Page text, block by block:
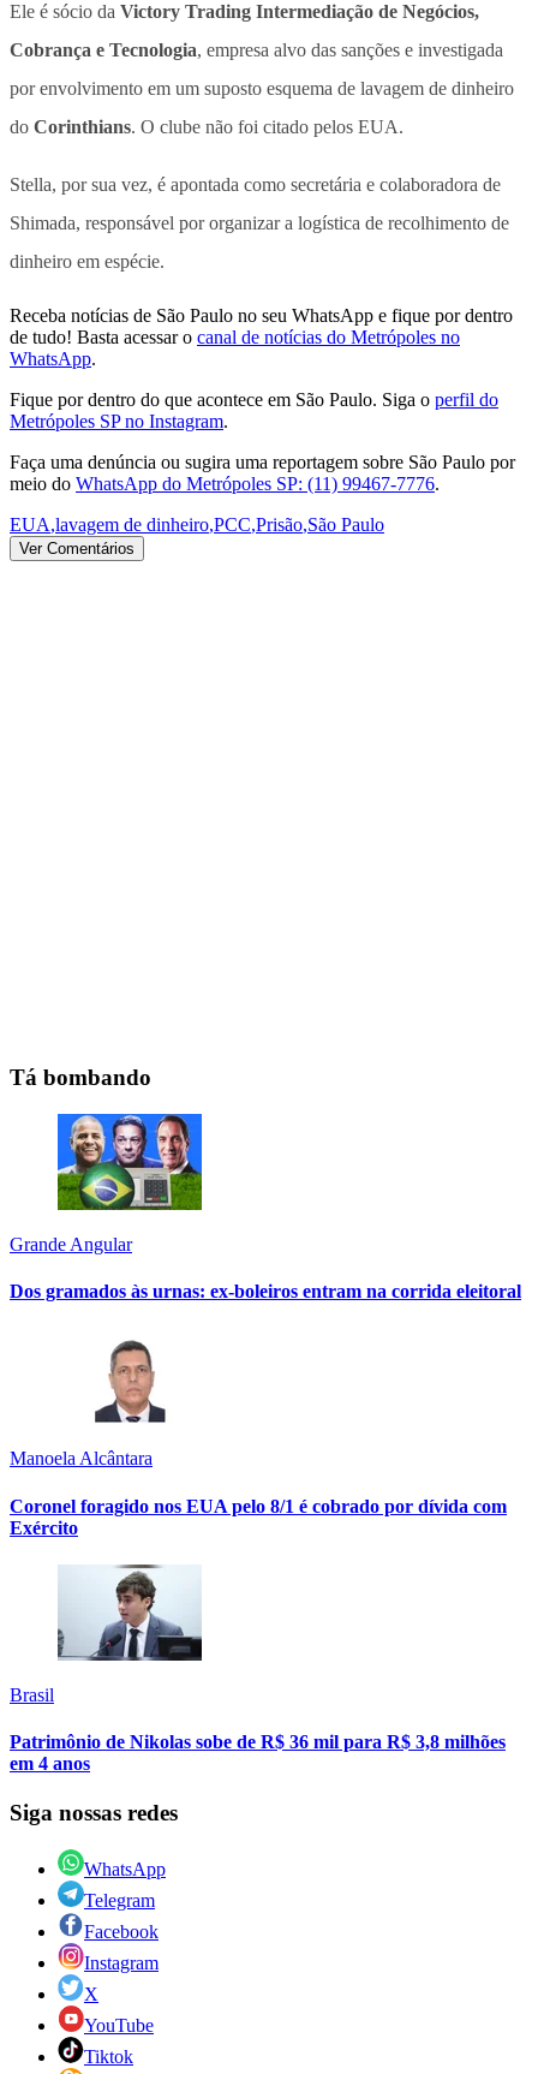
Ele é sócio da Victory Trading Intermediação de Negócios,
Cobrança e Tecnologia, empresa alvo das sanções e investigada
por envolvimento em um suposto esquema de lavagem de dinheiro
do Corinthians. O clube não foi citado pelos EUA.
Stella, por sua vez, é apontada como secretária e colaboradora de
Shimada, responsável por organizar a logística de recolhimento de
dinheiro em espécie.
Receba notícias de São Paulo no seu WhatsApp e fique por dentro
de tudo! Basta acessar o canal de notícias do Metrópoles no
WhatsApp.
Fique por dentro do que acontece em São Paulo. Siga o perfil do
Metrópoles SP no Instagram.
Faça uma denúncia ou sugira uma reportagem sobre São Paulo por
meio do WhatsApp do Metrópoles SP: (11) 99467-7776.
EUA,lavagem de dinheiro,PCC,Prisão,São Paulo
Ver Comentários
Tá bombando
Grande Angular
Dos gramados às urnas: ex-boleiros entram na corrida eleitoral
Manoela Alcântara
Coronel foragido nos EUA pelo 8/1 é cobrado por dívida com
Exército
Brasil
Patrimônio de Nikolas sobe de R$ 36 mil para R$ 3,8 milhões
em 4 anos
Siga nossas redes
WhatsApp
Telegram
Facebook
Instagram
X
YouTube
Tiktok